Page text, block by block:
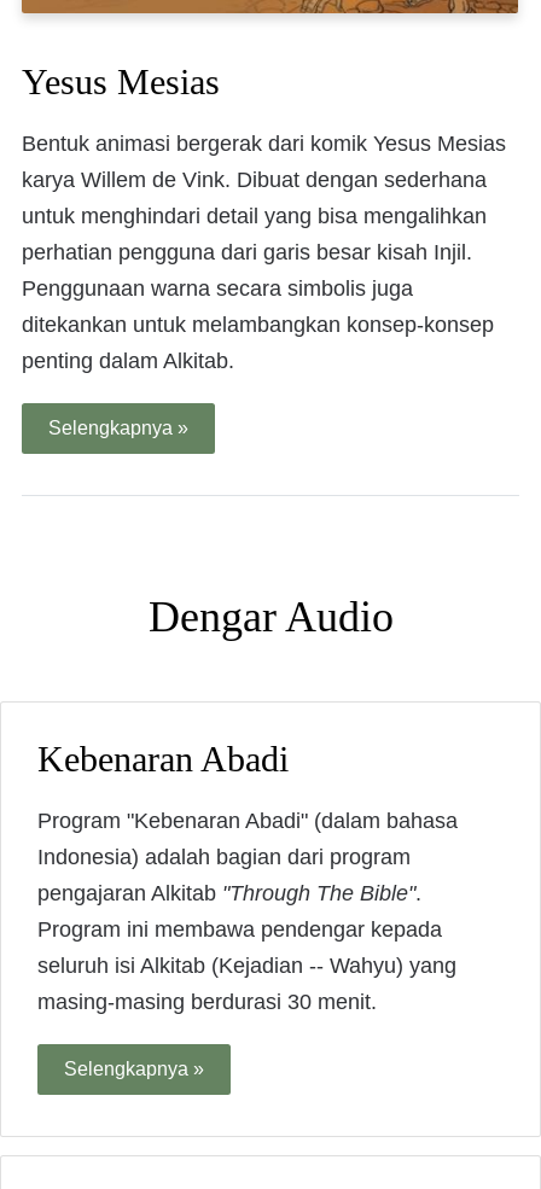
Yesus Mesias
Bentuk animasi bergerak dari komik Yesus Mesias
karya Willem de Vink. Dibuat dengan sederhana
untuk menghindari detail yang bisa mengalihkan
perhatian pengguna dari garis besar kisah Injil.
Penggunaan warna secara simbolis juga
ditekankan untuk melambangkan konsep-konsep
penting dalam Alkitab.
Selengkapnya »
Dengar Audio
Kebenaran Abadi
Program "Kebenaran Abadi" (dalam bahasa
Indonesia) adalah bagian dari program
pengajaran Alkitab "Through The Bible".
Program ini membawa pendengar kepada
seluruh isi Alkitab (Kejadian -- Wahyu) yang
masing-masing berdurasi 30 menit.
Selengkapnya »